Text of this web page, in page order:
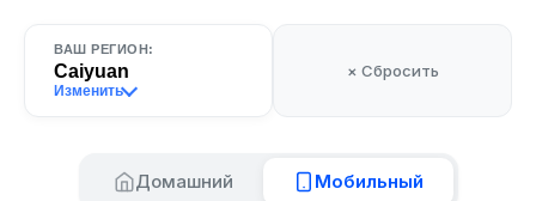
ВАШ РЕГИОН:
Caiyuan
Изменить
× Сбросить
Домашний Мобильный